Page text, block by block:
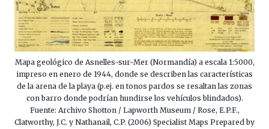
Mapa geológico de Asnelles-sur-Mer (Normandía) a escala 1:5000,
impreso en enero de 1944, donde se describen las características
de la arena de la playa (p.ej. en tonos pardos se resaltan las zonas
con barro donde podrían hundirse los vehículos blindados).
Fuente: Archivo Shotton / Lapworth Museum / Rose, E.P.F.,
Clatworthy, J.C. y Nathanail, C.P. (2006) Specialist Maps Prepared by